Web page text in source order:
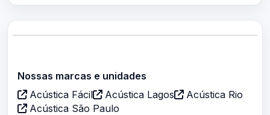
Nossas marcas e unidades
Acústica Fácil
Acústica Lagos
Acústica Rio
Acústica São Paulo